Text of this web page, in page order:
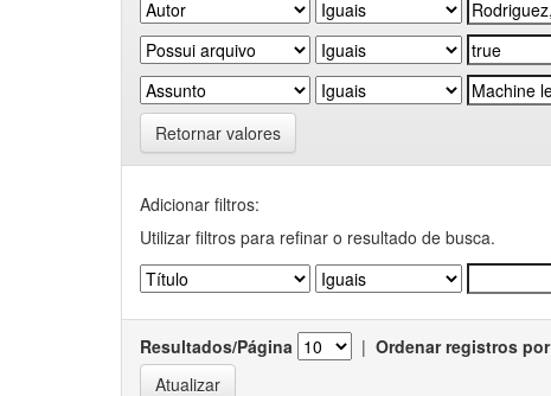
Retornar valores
Adicionar filtros:
Utilizar filtros para refinar o resultado de busca.
Resultados/Página | Ordenar registros por